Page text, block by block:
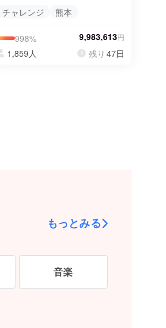
チャレンジ 熊本
998% 9,983,613円
1,859人 残り 47日
もっとみる
音楽